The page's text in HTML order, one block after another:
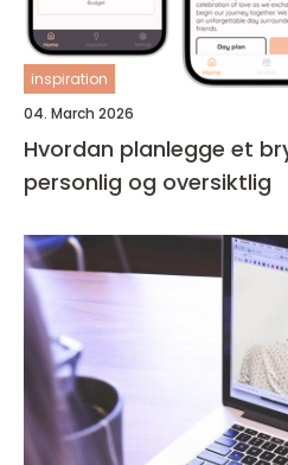
inspiration
04. March 2026
Hvordan planlegge et
personlig og oversiktlig